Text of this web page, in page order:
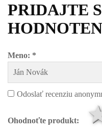
PRIDAJTE
Meno: *
Odoslať recenziu
Ohodnoťte produkt: